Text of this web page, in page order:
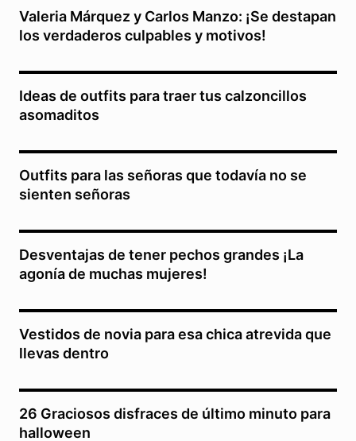
Valeria Márquez y Carlos Manzo: ¡Se destapan
los verdaderos culpables y motivos!
Ideas de outfits para traer tus calzoncillos
asomaditos
Outfits para las señoras que todavía no se
sienten señoras
Desventajas de tener pechos grandes ¡La
agonía de muchas mujeres!
Vestidos de novia para esa chica atrevida que
llevas dentro
26 Graciosos disfraces de último minuto para
halloween